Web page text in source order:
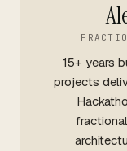
15+ years
projects